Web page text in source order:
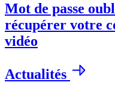
Mot de passe
récupérer votre
vidéo
Actualités